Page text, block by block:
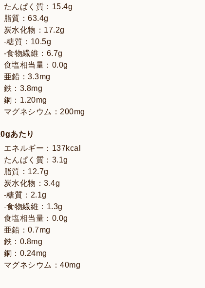
たんぱく質：15.4g
脂質：63.4g
炭水化物：17.2g
-糖質：10.5g
-食物繊維：6.7g
食塩相当量：0.0g
亜鉛：3.3mg
鉄：3.8mg
銅：1.20mg
マグネシウム：200mg
あたり
エネルギー：137kcal
たんぱく質：3.1g
脂質：12.7g
炭水化物：3.4g
-糖質：2.1g
-食物繊維：1.3g
食塩相当量：0.0g
亜鉛：0.7mg
鉄：0.8mg
銅：0.24mg
マグネシウム：40mg